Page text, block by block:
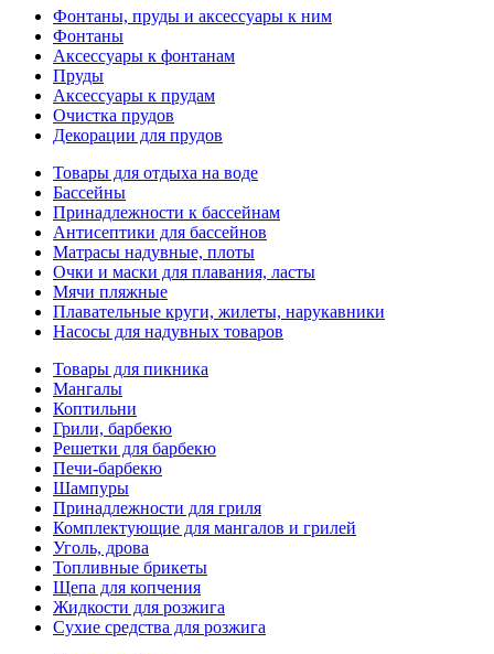
Фонтаны, пруды и аксессуары к ним
Фонтаны
Аксессуары к фонтанам
Пруды
Аксессуары к прудам
Очистка прудов
Декорации для прудов
Товары для отдыха на воде
Бассейны
Принадлежности к бассейнам
Антисептики для бассейнов
Матраcы надувные, плоты
Очки и маски для плавания, ласты
Мячи пляжные
Плавательные круги, жилеты, нарукавники
Насосы для надувных товаров
Товары для пикника
Мангалы
Коптильни
Грили, барбекю
Решетки для барбекю
Печи-барбекю
Шампуры
Принадлежности для гриля
Комплектующие для мангалов и грилей
Уголь, дрова
Топливные брикеты
Щепа для копчения
Жидкости для розжига
Сухие средства для розжига